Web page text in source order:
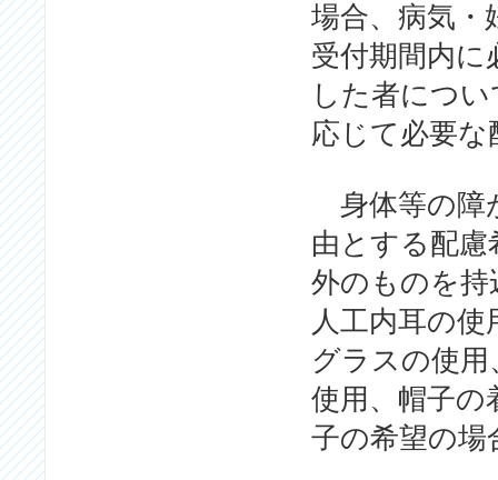
場合、病気・
受付期間内に
した者につ
応じて必要
身体等の障
由とする配慮
外のものを
人工内耳の
グラスの使
使用、帽子の
子の希望の場